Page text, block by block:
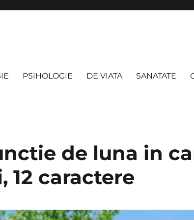
PSIHOLOGIE DE VIATA SANATATE
de luna in
12 caractere